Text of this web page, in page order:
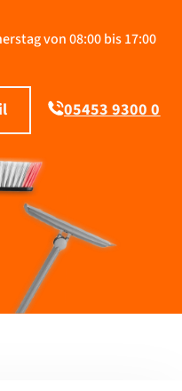
von 08:00 bis 17:00
05453 9300 0